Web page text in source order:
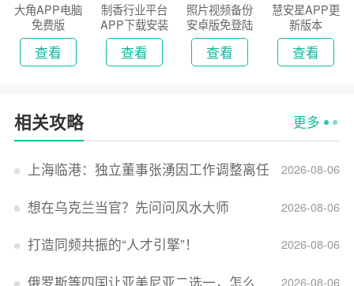
大角APP电脑
免费版
查看
制香行业平台
APP下载安装
2026
查看
照片视频备份
安卓版免登陆
版
查看
慧安星APP更
新版本
查看
相关攻略 更多
2026-08-06
上海临港：独立董事张湧因工作调整离任
2026-08-06
想在乌克兰当官？先问问风水大师
2026-08-06
打造同频共振的“人才引擎”！
2026-08-06